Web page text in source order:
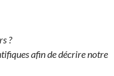
?
afin de décrire notre